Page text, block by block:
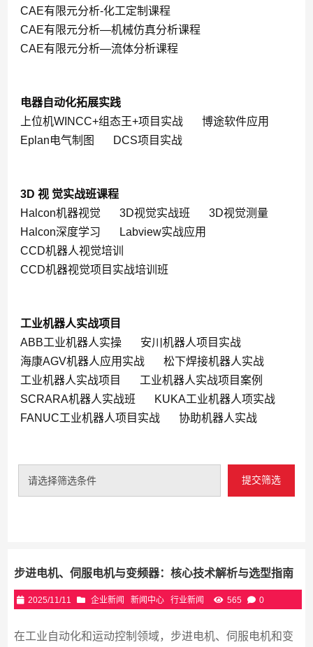
CAE有限元分析-化工定制课程
CAE有限元分析—机械仿真分析课程
CAE有限元分析—流体分析课程
电器自动化拓展实践
上位机WINCC+组态王+项目实战
博途软件应用
Eplan电气制图
DCS项目实战
3D 视 觉实战班课程
Halcon机器视觉
3D视觉实战班
3D视觉测量
Halcon深度学习
Labview实战应用
CCD机器人视觉培训
CCD机器视觉项目实战培训班
工业机器人实战项目
ABB工业机器人实操
安川机器人项目实战
海康AGV机器人应用实战
松下焊接机器人实战
工业机器人实战项目
工业机器人实战项目案例
SCRARA机器人实战班
KUKA工业机器人项实战
FANUC工业机器人项目实战
协助机器人实战
请选择筛选条件 提交筛选
步进电机、伺服电机与变频器：核心技术解析与选型指南
2025/11/11 企业新闻 新闻中心 行业新闻 565 0
在工业自动化和运动控制领域，步进电机、伺服电机和变